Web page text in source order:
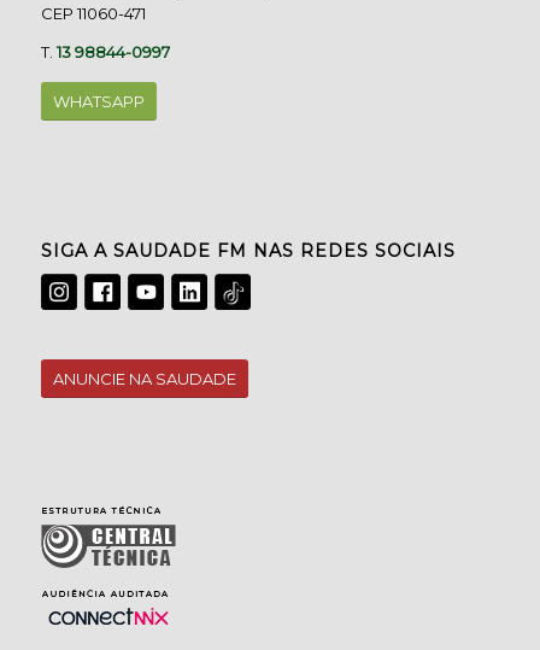
CEP 11060-471
T.13 98844-0997
WHATSAPP
SIGA A SAUDADE FM NAS REDES SOCIAIS
ANUNCIE NA SAUDADE